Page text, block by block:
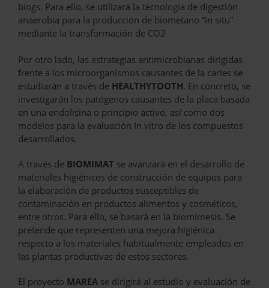
biogs. Para ello, se utilizará la tecnología de digestión
anaerobia para la producción de biometano “in situ”
mediante la transformación de CO2
Por otro lado, las estrategias antimicrobianas dirigidas
frente a los microorganismos causantes de la caries se
estudiarán a través de HEALTHYTOOTH. En concreto, se
investigarán los patógenos causantes de la placa basada
en una endolisina o principio activo, así como dos
modelos para la evaluación In vitro de los compuestos
desarrollados.
A través de BIOMIMAT se avanzará en el desarrollo de
materiales higiénicos de construcción de equipos para
la elaboración de productos susceptibles de
contaminación en productos alimentos y cosméticos,
entre otros. Para ello, se basará en la biomímesis. Se
pretende que representen una mejora higiénica
respecto a los materiales habitualmente empleados en
las plantas productivas de estos sectores.
El proyecto MAREA se dirigirá al estudio y evaluación de